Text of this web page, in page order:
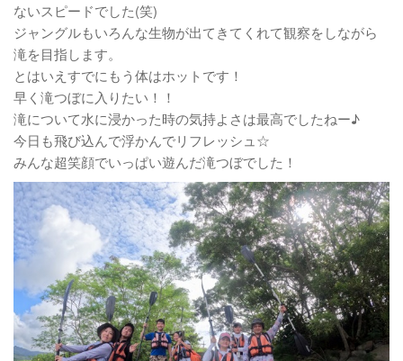
ないスピードでした(笑)
ジャングルもいろんな生物が出てきてくれて観察をしながら
滝を目指します。
とはいえすでにもう体はホットです！
早く滝つぼに入りたい！！
滝について水に浸かった時の気持よさは最高でしたねー♪
今日も飛び込んで浮かんでリフレッシュ☆
みんな超笑顔でいっぱい遊んだ滝つぼでした！